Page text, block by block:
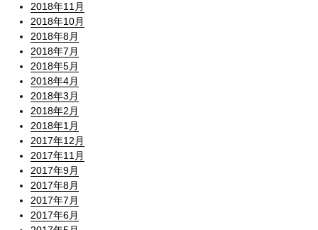
2018年11月
2018年10月
2018年8月
2018年7月
2018年5月
2018年4月
2018年3月
2018年2月
2018年1月
2017年12月
2017年11月
2017年9月
2017年8月
2017年7月
2017年6月